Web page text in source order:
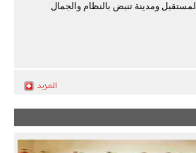
المستقبل ومدينة تنبض بالنظام والجمال